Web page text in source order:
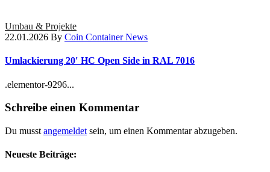
Umbau & Projekte
22.01.2026 By Coin Container News
Umlackierung 20′ HC Open Side in RAL 7016
.elementor-9296...
Schreibe einen Kommentar
Du musst angemeldet sein, um einen Kommentar abzugeben.
Neueste Beiträge: